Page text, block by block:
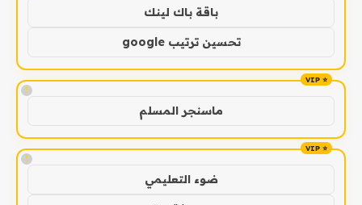
باقة باك لينك
تحسين ترتيب google
!
ماسنجر المسلم
!
ضوء التعليمي